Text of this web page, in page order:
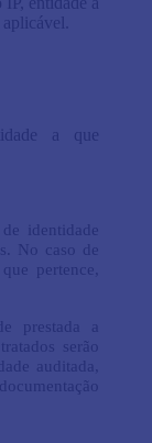
a que
identidade
No caso de
pertence,
prestada a
serão
auditada,